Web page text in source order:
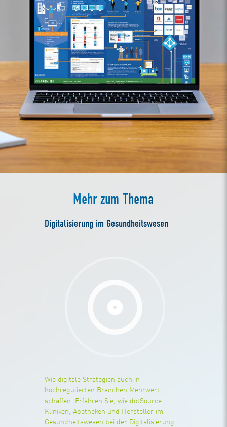
Mehr zum Thema
Digitalisierung im Gesundheitswesen
Wie digitale Strategien auch in
hochregulierten Branchen Mehrwert
schaffen: Erfahren Sie, wie dotSource
Kliniken, Apotheken und Hersteller im
Gesundheitswesen bei der Digitalisierung